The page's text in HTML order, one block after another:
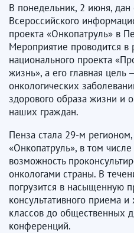
В понедельник, 2 июня, дан
Всероссийского
проекта «Онкопатруль» в
Мероприятие проводится в
национального проекта
жизнь», а его главная цель
онкологических
здорового образа жизни и
наших граждан.
Пенза стала 29-м
«Онкопатруль», в том
возможность
онкологами страны. В
погрузится в насыщенную
консультативного приема
классов до общественных
конференций.